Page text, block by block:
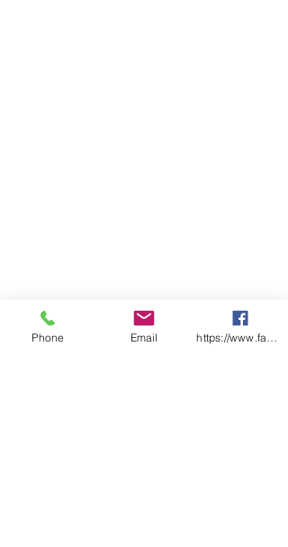
Phone Email